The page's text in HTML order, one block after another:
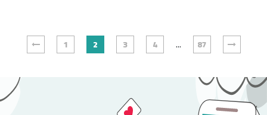
1 2 3 4 ... 87